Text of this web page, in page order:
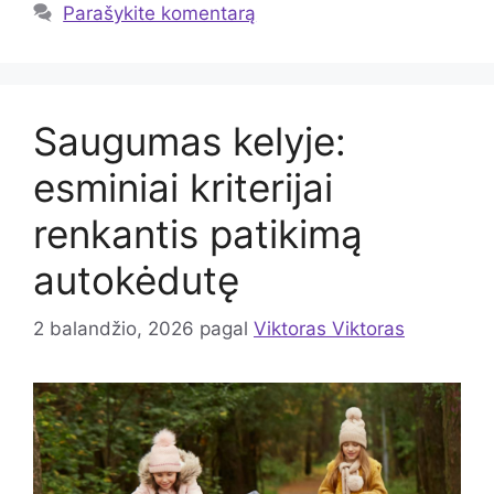
Parašykite komentarą
Saugumas kelyje:
esminiai kriterijai
renkantis patikimą
autokėdutę
2 balandžio, 2026 pagal Viktoras Viktoras